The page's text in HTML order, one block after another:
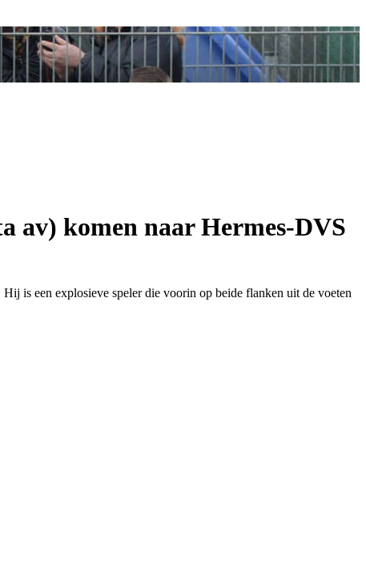
komen naar Hermes-DVS
is een explosieve speler die voorin op beide flanken uit de voeten